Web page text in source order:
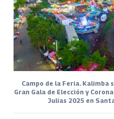
Campo de la Feria.
Gran Gala de Elección y
Julias 2025 en